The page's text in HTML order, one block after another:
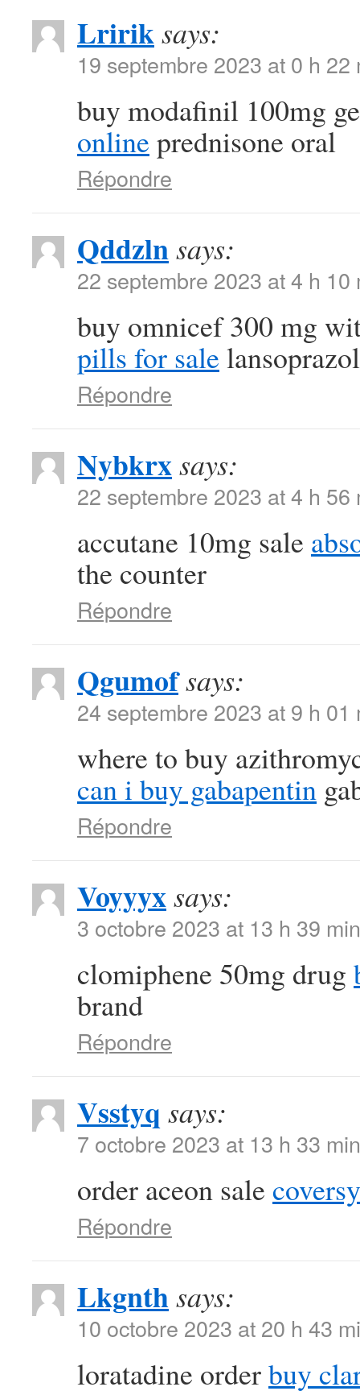
Lririksays:
19 septembre 2023 at 0 h 22
buy modafinil 100mg
online prednisone oral
Répondre
Qddzlnsays:
22 septembre 2023 at 4 h 10
buy omnicef 300 mg
pills for sale
Répondre
Nybkrxsays:
22 septembre 2023 at 4 h 56
accutane 10mg sale
the counter
Répondre
Qgumofsays:
24 septembre 2023 at 9 h 01
where to buy
can i buy gabapentin
Répondre
Voyyyxsays:
3 octobre 2023 at 13 h 39 min
clomiphene 50mg drug
brand
Répondre
Vsstyq says:
7 octobre 2023 at 13 h 33 min
order aceon sale
Répondre
Lkgnthsays:
10 octobre 2023 at 20 h 43
loratadine orderbuy